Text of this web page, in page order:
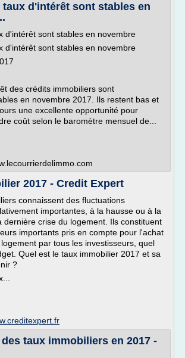
taux d'intérêt sont stables en
d'intérêt sont stables en novembre
d'intérêt sont stables en novembre
des crédits immobiliers sont
en novembre 2017. Ils restent bas et
une excellente opportunité pour
coût selon le baromètre mensuel de...
2017 - Credit Expert
connaissent des fluctuations
importantes, à la hausse ou à la
dernière crise du logement. Ils constituent
importants pris en compte pour l'achat
par tous les investisseurs, quel
Quel est le taux immobilier 2017 et sa
?
des taux immobiliers en 2017 -